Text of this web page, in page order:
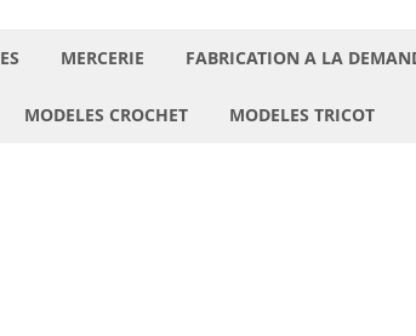
MERCERIE FABRICATION A LA
MODELES CROCHET MODELES TRICOT